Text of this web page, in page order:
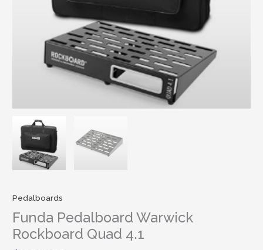
Pedalboards
Funda Pedalboard Warwick
Rockboard Quad 4.1